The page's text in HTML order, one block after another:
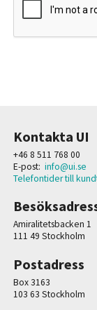
Kontakta UI
+46 8 511 768 00
E-post: info@ui.se
Telefontider till
Amiralitetsbacken 1
111 49 Stockholm
Postadress
Box 3163
103 63 Stockholm